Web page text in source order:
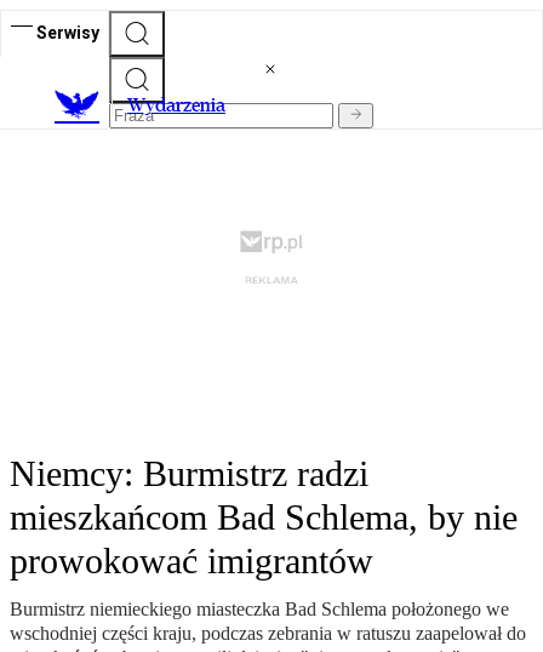
Serwisy
Wydarzenia
Niemcy: Burmistrz radzi
mieszkańcom Bad Schlema, by nie
prowokować imigrantów
Burmistrz niemieckiego miasteczka Bad Schlema położonego we
wschodniej części kraju, podczas zebrania w ratuszu zaapelował do